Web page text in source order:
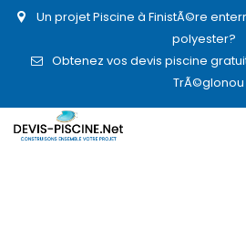
Un projet Piscine à FinistÃ©re
polyester?
Obtenez vos devis piscine
TrÃ©glonou